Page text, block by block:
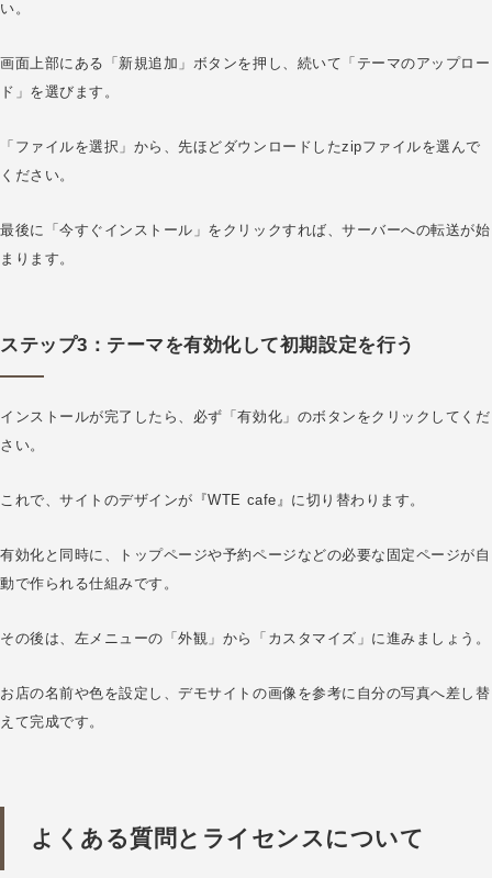
い。
画面上部にある「新規追加」ボタンを押し、続いて「テーマのアップロー
ド」を選びます。
「ファイルを選択」から、先ほどダウンロードしたzipファイルを選んで
ください。
最後に「今すぐインストール」をクリックすれば、サーバーへの転送が始
まります。
ステップ3：テーマを有効化して初期設定を行う
インストールが完了したら、必ず「有効化」のボタンをクリックしてくだ
さい。
これで、サイトのデザインが『WTE cafe』に切り替わります。
有効化と同時に、トップページや予約ページなどの必要な固定ページが自
動で作られる仕組みです。
その後は、左メニューの「外観」から「カスタマイズ」に進みましょう。
お店の名前や色を設定し、デモサイトの画像を参考に自分の写真へ差し替
えて完成です。
よくある質問とライセンスについて